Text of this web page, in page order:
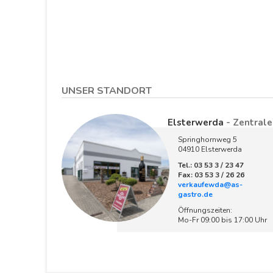
UNSER STANDORT
Elsterwerda - Zentrale
Springhornweg 5
04910 Elsterwerda
Tel.: 03 53 3 / 23 47
Fax: 03 53 3 / 26 26
verkaufewda@as-
gastro.de
Öffnungszeiten:
Mo-Fr 09:00 bis 17:00 Uhr